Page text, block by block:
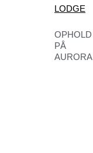
LODGE
OPHOLD
PÅ
AURORA